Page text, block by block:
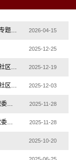
我校教师参加全国高职院校“一站式”学生社区建设专题研修班 2026-04-15
2025-12-25
学校副校长陈宁春带队深入鹏飞校区“一站式”学生社区开展调研活动 2025-12-19
学校党委副书记、校长刘进带队深入“一站式”学生社区开展调研慰问活动 2025-12-03
践行一线规则，深化育人实效：校党委副书记、纪委书记韦云凤深入中尧校区联系学生 2025-11-28
深入社区倾听心声，关怀引领共促成长——学校党委书记带队深入武鸣校区“一站式”学生... 2025-11-28
2025-10-20